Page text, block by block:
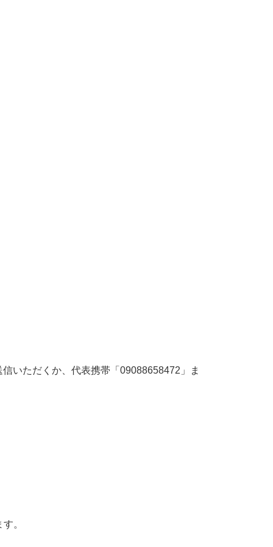
いただくか、代表携帯「09088658472」ま
。